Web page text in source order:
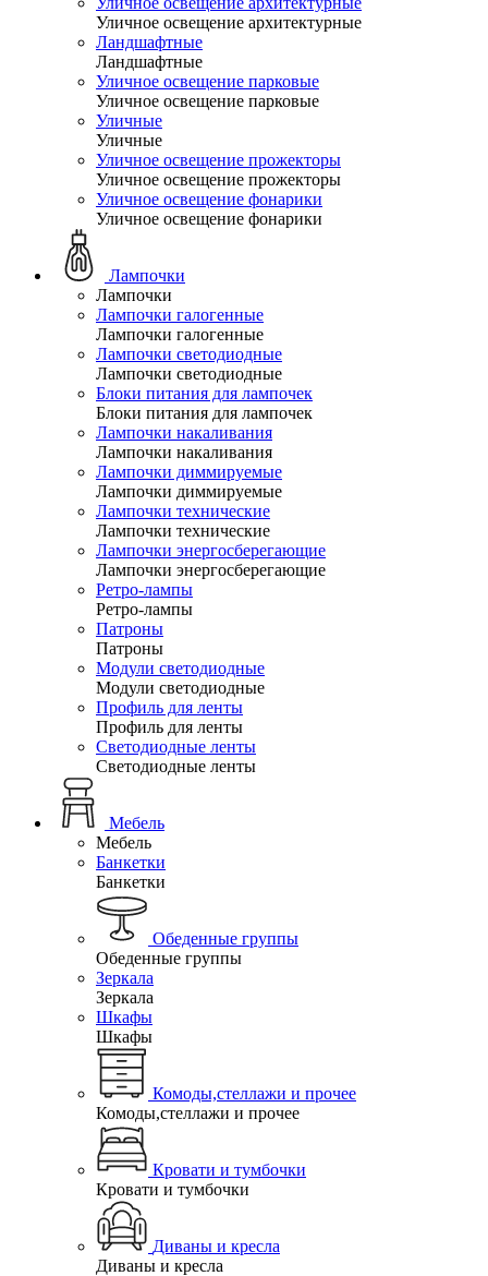
Уличное освещение архитектурные
Ландшафтные
Ландшафтные
Уличное освещение парковые
Уличное освещение парковые
Уличные
Уличные
Уличное освещение прожекторы
Уличное освещение прожекторы
Уличное освещение фонарики
Уличное освещение фонарики
Лампочки
Лампочки
Лампочки галогенные
Лампочки галогенные
Лампочки светодиодные
Лампочки светодиодные
Блоки питания для лампочек
Блоки питания для лампочек
Лампочки накаливания
Лампочки накаливания
Лампочки диммируемые
Лампочки диммируемые
Лампочки технические
Лампочки технические
Лампочки энергосберегающие
Лампочки энергосберегающие
Ретро-лампы
Ретро-лампы
Патроны
Патроны
Модули светодиодные
Модули светодиодные
Профиль для ленты
Профиль для ленты
Светодиодные ленты
Светодиодные ленты
Мебель
Мебель
Банкетки
Банкетки
Обеденные группы
Обеденные группы
Зеркала
Зеркала
Шкафы
Шкафы
Комоды,стеллажи и прочее
Комоды,стеллажи и прочее
Кровати и тумбочки
Кровати и тумбочки
Диваны и кресла
Диваны и кресла